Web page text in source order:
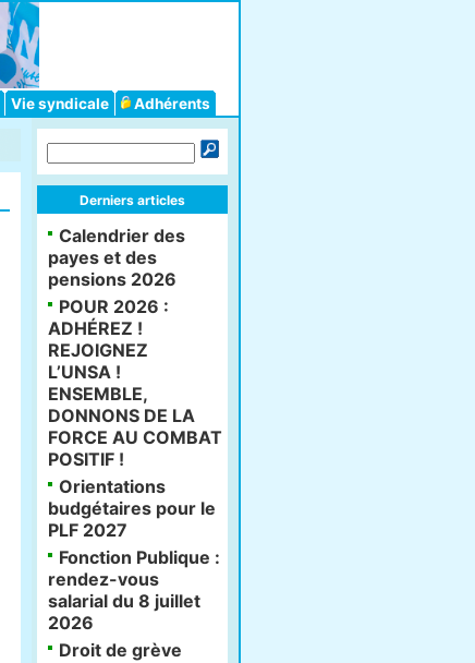
Vie syndicale Adhérents
Derniers articles
Calendrier des
payes et des
pensions 2026
POUR 2026 :
ADHÉREZ !
REJOIGNEZ
L’UNSA !
ENSEMBLE,
DONNONS DE LA
FORCE AU COMBAT
POSITIF !
Orientations
budgétaires pour le
PLF 2027
Fonction Publique :
rendez-vous
salarial du 8 juillet
2026
Droit de grève